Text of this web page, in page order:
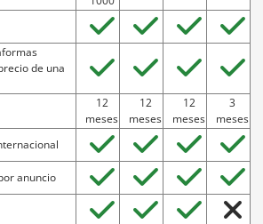
de compradores
sus posibilidades de venta.
distribuidor
Standard
Le ofrecemos un área propia
Aquí, los interesados
de sus anuncios, así
y opciones de contacto de su
de una
12
meses
12
meses
12
meses
3
meses
anuncio